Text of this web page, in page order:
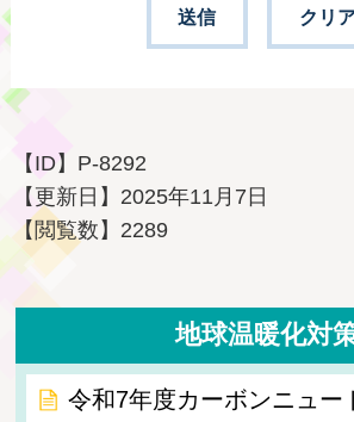
【ID】 P-8292
【更新日】 2025年11月7日
【閲覧数】 2289
地球温暖化対
令和7年度カーボンニュー